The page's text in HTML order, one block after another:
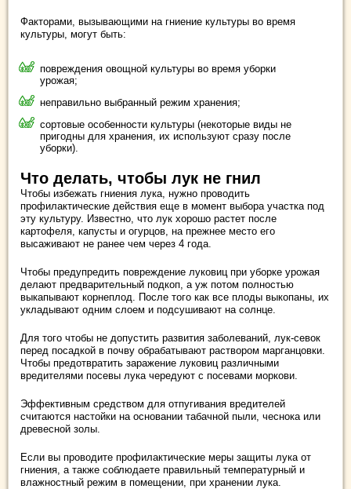
Факторами, вызывающими на гниение культуры во время
культуры, могут быть:
повреждения овощной культуры во время уборки
урожая;
неправильно выбранный режим хранения;
сортовые особенности культуры (некоторые виды не
пригодны для хранения, их используют сразу после
уборки).
Что делать, чтобы лук не гнил
Чтобы избежать гниения лука, нужно проводить
профилактические действия еще в момент выбора участка под
эту культуру. Известно, что лук хорошо растет после
картофеля, капусты и огурцов, на прежнее место его
высаживают не ранее чем через 4 года.
Чтобы предупредить повреждение луковиц при уборке урожая
делают предварительный подкоп, а уж потом полностью
выкапывают корнеплод. После того как все плоды выкопаны, их
укладывают одним слоем и подсушивают на солнце.
Для того чтобы не допустить развития заболеваний, лук-севок
перед посадкой в почву обрабатывают раствором марганцовки.
Чтобы предотвратить заражение луковиц различными
вредителями посевы лука чередуют с посевами моркови.
Эффективным средством для отпугивания вредителей
считаются настойки на основании табачной пыли, чеснока или
древесной золы.
Если вы проводите профилактические меры защиты лука от
гниения, а также соблюдаете правильный температурный и
влажностный режим в помещении, при хранении лука.